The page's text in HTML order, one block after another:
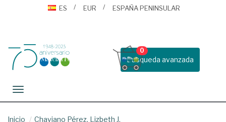
ES
EUR ESPAÑA PENINSULAR
Busqueda avanzada
0
Toggle navigation
Inicio Chaviano Pérez, Lizbeth J.